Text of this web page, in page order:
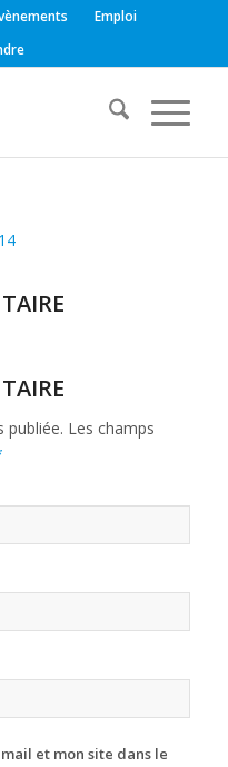
Emploi
publiée. Les champs
et mon site dans le